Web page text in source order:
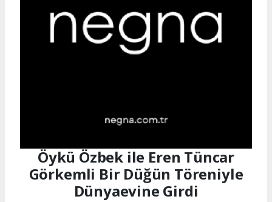
Öykü Özbek ile Eren Tüncar
Görkemli Bir Düğün Töreniyle
Dünyaevine Girdi